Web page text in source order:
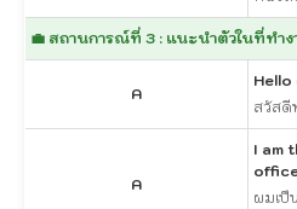
💼 สถานการณ์ที่ 3 : แนะนำตัวในที่ทำง
A
Hello
สวัสดี
A
I am
ผมเป็